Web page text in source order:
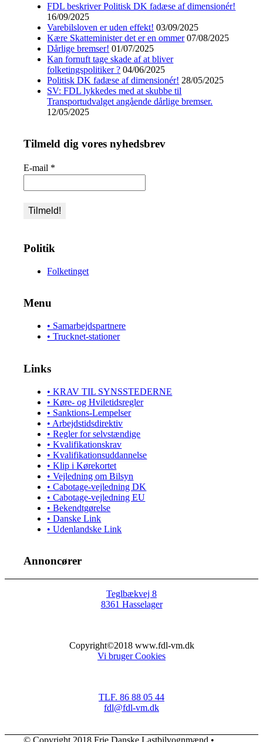
FDL beskriver Politisk DK fadæse af dimensionér!
16/09/2025
Varebilsloven er uden effekt! 03/09/2025
Kære Skatteminister det er en ommer 07/08/2025
Dårlige bremser! 01/07/2025
Kan fornuft tage skade af at bliver
folketingspolitiker ? 04/06/2025
Politisk DK fadæse af dimensionér! 28/05/2025
SV: FDL lykkedes med at skubbe til
Transportudvalget angående dårlige bremser.
12/05/2025
Tilmeld dig vores nyhedsbrev
E-mail *
Politik
Folketinget
Menu
• Samarbejdspartnere
• Trucknet-stationer
Links
• KRAV TIL SYNSSTEDERNE
• Køre- og Hviletidsregler
• Sanktions-Lempelser
• Arbejdstidsdirektiv
• Regler for selvstændige
• Kvalifikationskrav
• Kvalifikationsuddannelse
• Klip i Kørekortet
• Vejledning om Bilsyn
• Cabotage-vejledning DK
• Cabotage-vejledning EU
• Bekendtgørelse
• Danske Link
• Udenlandske Link
Annoncører
Teglbækvej 8
8361 Hasselager
Copyright©2018 www.fdl-vm.dk
Vi bruger Cookies
TLF. 86 88 05 44
fdl@fdl-vm.dk
© Copyright 2018 Frie Danske Lastbilvognmænd •